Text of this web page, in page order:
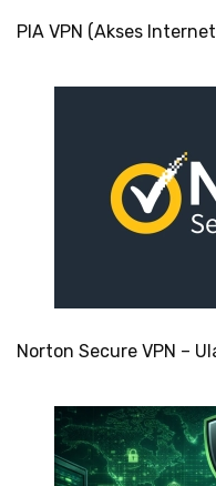
PIA VPN (Akses
Norton Secure VPN –